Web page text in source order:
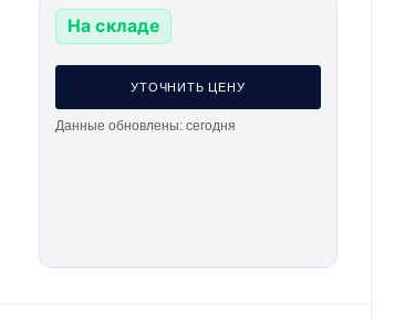
На складе
УТОЧНИТЬ ЦЕНУ
Данные обновлены: сегодня